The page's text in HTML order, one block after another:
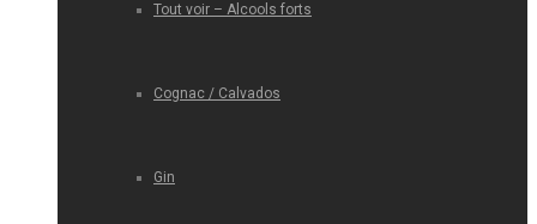
Tout voir – Alcools forts
Cognac / Calvados
Gin